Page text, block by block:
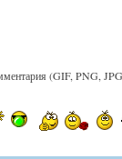
(GIF, PNG,